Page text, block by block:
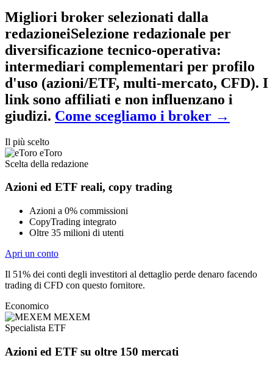
Migliori broker selezionati dalla
redazioneiSelezione redazionale per
diversificazione tecnico-operativa:
intermediari complementari per profilo
d'uso (azioni/ETF, multi-mercato, CFD). I
link sono affiliati e non influenzano i
giudizi. Come scegliamo i broker →
Il più scelto
eToro
Scelta della redazione
Azioni ed ETF reali, copy trading
Azioni a 0% commissioni
CopyTrading integrato
Oltre 35 milioni di utenti
Apri un conto
Il 51% dei conti degli investitori al dettaglio perde denaro facendo
trading di CFD con questo fornitore.
Economico
MEXEM
Specialista ETF
Azioni ed ETF su oltre 150 mercati